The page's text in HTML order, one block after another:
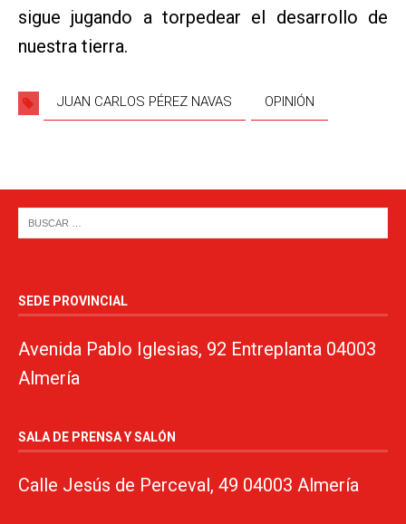
sigue jugando a torpedear el desarrollo de
nuestra tierra.
JUAN CARLOS PÉREZ NAVAS OPINIÓN
SEDE PROVINCIAL
Avenida Pablo Iglesias, 92 Entreplanta 04003
Almería
SALA DE PRENSA Y SALÓN
Calle Jesús de Perceval, 49 04003 Almería